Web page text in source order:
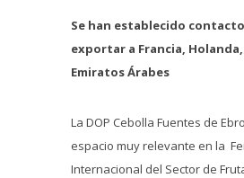
Se han establecido
exportar a Francia,
Emiratos Árabes
La DOP Cebolla Fuentes de
espacio muy relevante en la
Internacional del Sector de